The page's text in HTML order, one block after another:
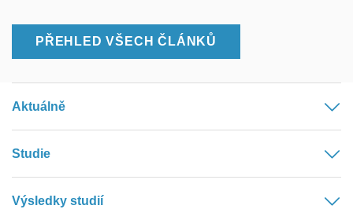
PŘEHLED VŠECH ČLÁNKŮ
Aktuálně
Studie
Výsledky studií